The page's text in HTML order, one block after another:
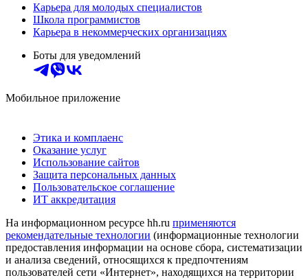
Карьера для молодых специалистов
Школа программистов
Карьера в некоммерческих организациях
Боты для уведомлений
Мобильное приложение
Этика и комплаенс
Оказание услуг
Использование сайтов
Защита персональных данных
Пользовательское соглашение
ИТ аккредитация
На информационном ресурсе hh.ru применяются
рекомендательные технологии (информационные технологии
предоставления информации на основе сбора, систематизации
и анализа сведений, относящихся к предпочтениям
пользователей сети «Интернет», находящихся на территории